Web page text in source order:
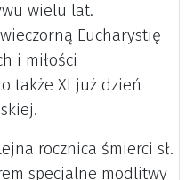
wielu lat.
Eucharystię
i miłości
także XI już dzień
rocznica śmierci sł.
specjalne modlitwy